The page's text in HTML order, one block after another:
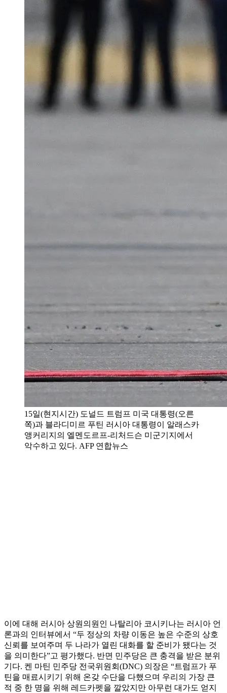
15일(현지시간) 도널드 트럼프 미국 대통령(오른
쪽)과 블라디미르 푸틴 러시아 대통령이 알래스카
앵커리지의 엘멘도르프-리처드슨 미군기지에서
악수하고 있다. AFP 연합뉴스
이에 대해 러시아 상원의원인 나탈리아 코시키나는 러시아 언
론과의 인터뷰에서 “두 정상의 차량 이동은 높은 수준의 상호
신뢰를 보여주며 두 나라가 열린 대화를 할 준비가 됐다는 것
을 의미한다”고 평가했다. 반면 민주당은 큰 충격을 받은 분위
기다. 켄 마틴 민주당 전국위원회(DNC) 의장은 “트럼프가 푸
틴을 매료시키기 위해 온갖 수단을 다했으며 우리의 가장 큰
적 중 한 명을 위해 레드카펫을 깔았지만 아무런 대가도 얻지